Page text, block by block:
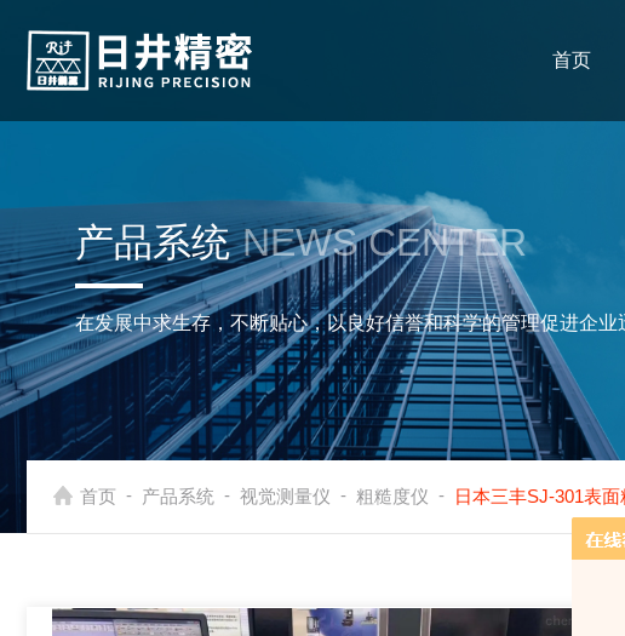
首页
产品系统 NEWS CENTER
在发展中求生存，不断贴心，以良好信誉和科学的管理促进企业
首页 - 产品系统 - 视觉测量仪 - 粗糙度仪 - 日本三丰SJ-301表